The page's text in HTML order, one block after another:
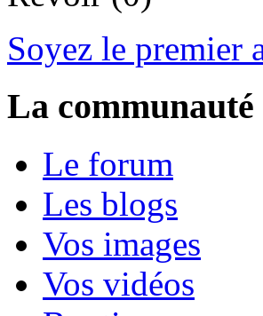
Soyez le premier
La communauté
Le forum
Les blogs
Vos images
Vos vidéos